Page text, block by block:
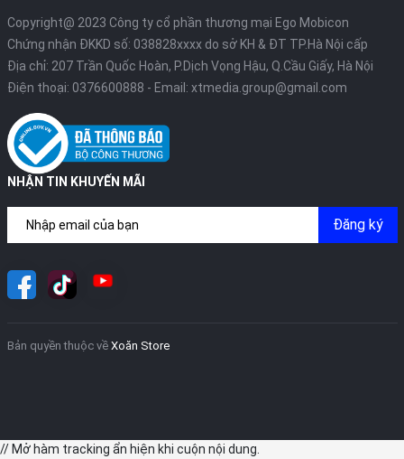
Copyright@ 2023 Công ty cổ phần thương mại Ego Mobicon
Chứng nhận ĐKKD số: 038828xxxx do sở KH & ĐT TP.Hà Nội cấp
Địa chỉ: 207 Trần Quốc Hoàn, P.Dịch Vọng Hậu, Q.Cầu Giấy, Hà Nội
Điện thoại: 0376600888 - Email: xtmedia.group@gmail.com
NHẬN TIN KHUYẾN MÃI
Đăng ký
Bản quyền thuộc về Xoăn Store
// Mở hàm tracking ẩn hiện khi cuộn nội dung.